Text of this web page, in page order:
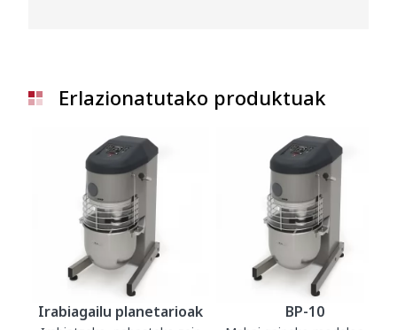
Erlazionatutako produktuak
Irabiagailu planetarioak BP-10